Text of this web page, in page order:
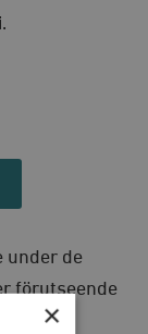
under de
förutseende
×